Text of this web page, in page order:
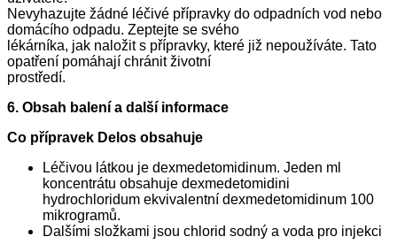
Nevyhazujte žádné léčivé přípravky do odpadních vod nebo
domácího odpadu. Zeptejte se svého
lékárníka, jak naložit s přípravky, které již nepoužíváte. Tato
opatření pomáhají chránit životní
prostředí.
6. Obsah balení a další informace
Co přípravek Delos obsahuje
Léčivou látkou je dexmedetomidinum. Jeden ml
koncentrátu obsahuje dexmedetomidini
hydrochloridum ekvivalentní dexmedetomidinum 100
mikrogramů.
Dalšími složkami jsou chlorid sodný a voda pro injekci